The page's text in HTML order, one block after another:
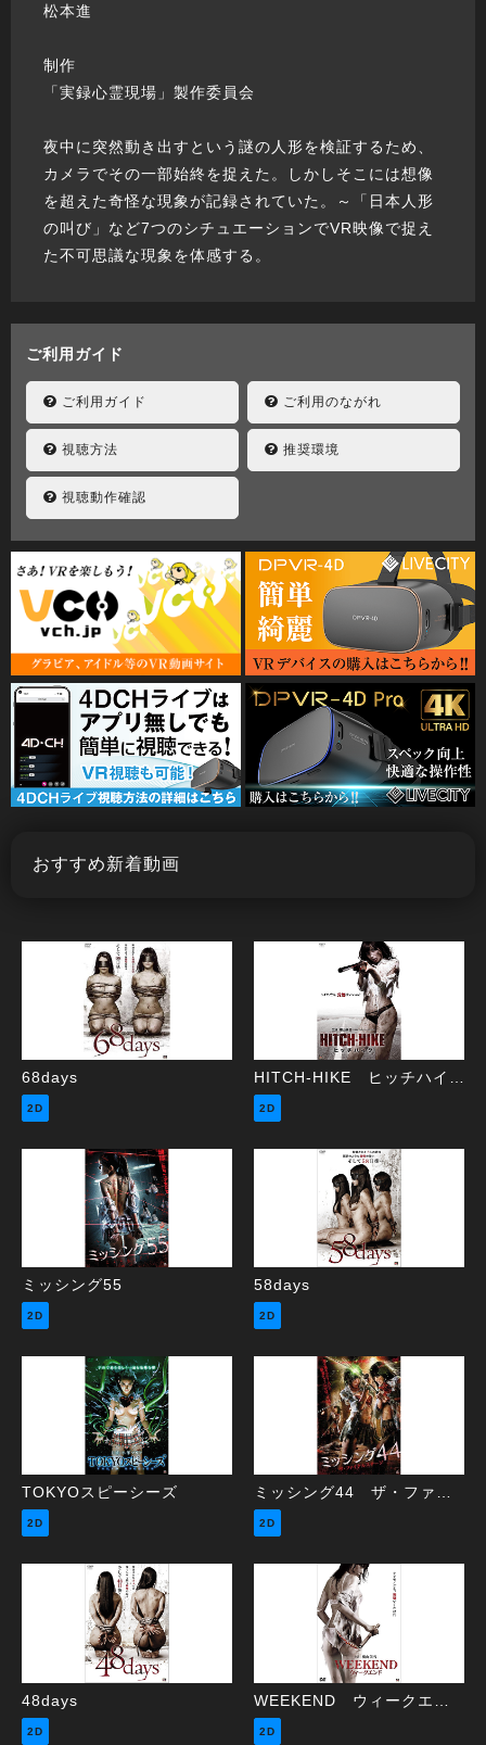
松本進
制作
「実録心霊現場」製作委員会
夜中に突然動き出すという謎の人形を検証するため、
カメラでその一部始終を捉えた。しかしそこには想像
を超えた奇怪な現象が記録されていた。～「日本人形
の叫び」など7つのシチュエーションでVR映像で捉え
た不可思議な現象を体感する。
ご利用ガイド
ご利用ガイド ご利用のながれ
視聴方法 推奨環境
視聴動作確認
おすすめ新着動画
68days
2D 2D
ミッシング55
2D
58days
2D
TOKYOスピーシーズ
2D
ミッシング44 ザ・ファイナルステージ
2D
48days
2D 2D